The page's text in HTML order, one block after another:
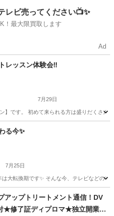
ルネイル セルフ
レビ売ってください📺✨
！最大限買取します
Ad
レッスン体験会‼️
7月29日
】です。 初めて来られる方は盛りだくさ
レッスン
る今✨
7月25日
大転換期です✨ そんな今、テレビなどの
健康 レッスン
アップトリートメント通信！DV
★修了証ディプロマ★独立開業、